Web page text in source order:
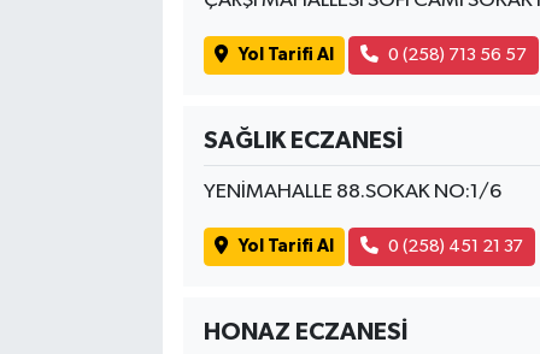
Yol Tarifi Al 0 (258) 713 56 57
SAĞLIK ECZANESİ
YENİMAHALLE 88.SOKAK NO:1/6
Yol Tarifi Al 0 (258) 451 21 37
HONAZ ECZANESİ